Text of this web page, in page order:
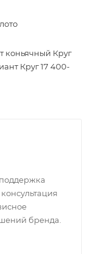
коньячный Круг
Круг 17 400-
бренда.